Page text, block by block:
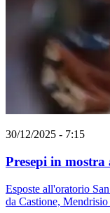
30/12/2025 - 7:15
Presepi in
Esposte all'oratorio
da Castione,